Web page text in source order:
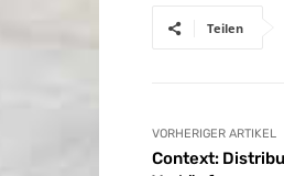
Teilen
VORHERIGER ARTIKEL
Context: